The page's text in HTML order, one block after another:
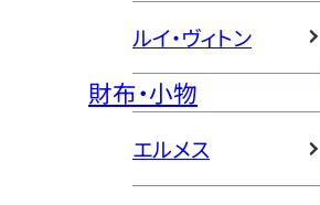
ルイ・ヴィトン
財布・小物
エルメス